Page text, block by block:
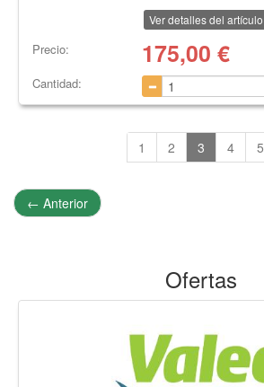
Ver detalles del artículo
Precio: 175,00 €
Cantidad:
1 2 3 4 5
← Anterior
Ofertas